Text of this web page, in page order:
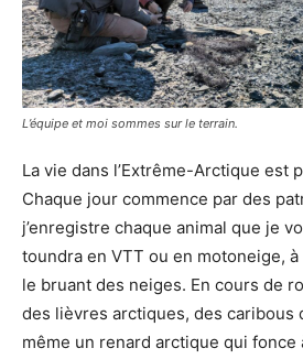
L’équipe et moi sommes sur le terrain.
La vie dans l’Extrême-Arctique est
Chaque jour commence par des
j’enregistre chaque animal que je
toundra en VTT ou en motoneige,
le bruant des neiges. En cours de
des lièvres arctiques, des caribous
même un renard arctique qui fonce